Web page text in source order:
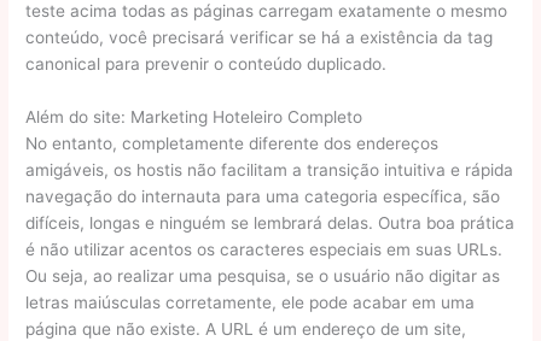
teste acima todas as páginas carregam exatamente o mesmo
conteúdo, você precisará verificar se há a existência da tag
canonical para prevenir o conteúdo duplicado.
Além do site: Marketing Hoteleiro Completo
No entanto, completamente diferente dos endereços
amigáveis, os hostis não facilitam a transição intuitiva e rápida
navegação do internauta para uma categoria específica, são
difíceis, longas e ninguém se lembrará delas. Outra boa prática
é não utilizar acentos os caracteres especiais em suas URLs.
Ou seja, ao realizar uma pesquisa, se o usuário não digitar as
letras maiúsculas corretamente, ele pode acabar em uma
página que não existe. A URL é um endereço de um site,